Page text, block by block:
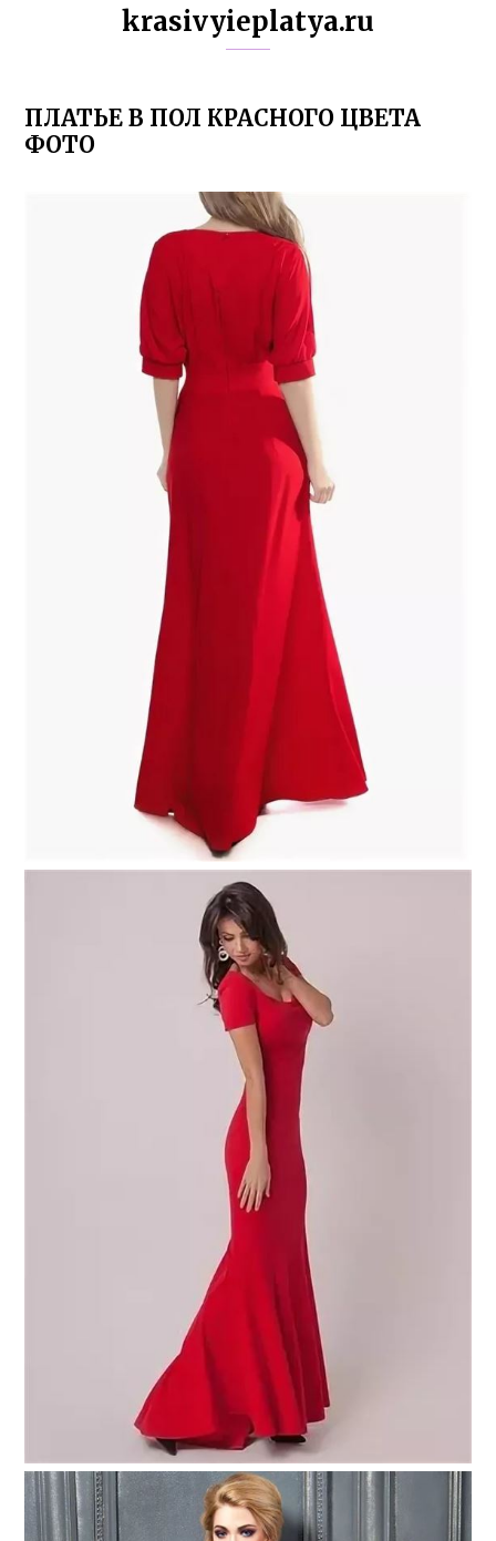
krasivyieplatya.ru
ПЛАТЬЕ В ПОЛ КРАСНОГО ЦВЕТА
ФОТО